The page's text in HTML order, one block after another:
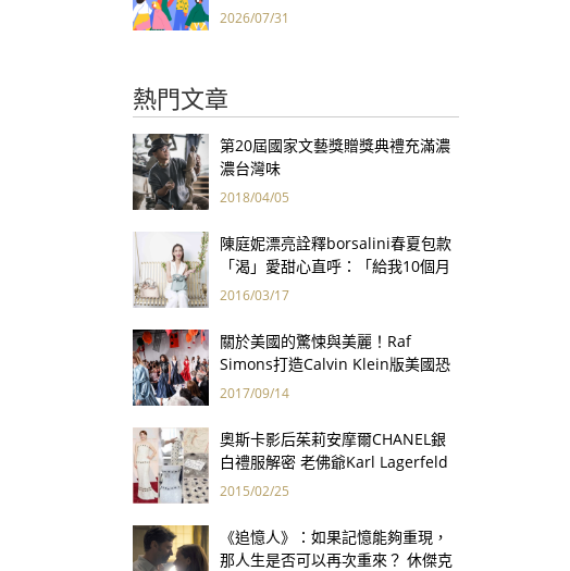
賺的——讀《一個投機者的告白》
2026/07/31
熱門文章
第20屆國家文藝獎贈獎典禮充滿濃
濃台灣味
2018/04/05
陳庭妮漂亮詮釋borsalini春夏包款
「渴」愛甜心直呼：「給我10個月
老！」
2016/03/17
關於美國的驚悚與美麗！Raf
Simons打造Calvin Klein版美國恐
怖故事
2017/09/14
奧斯卡影后茱莉安摩爾CHANEL銀
白禮服解密 老佛爺Karl Lagerfeld
巧手打造
2015/02/25
《追憶人》：如果記憶能夠重現，
那人生是否可以再次重來？ 休傑克